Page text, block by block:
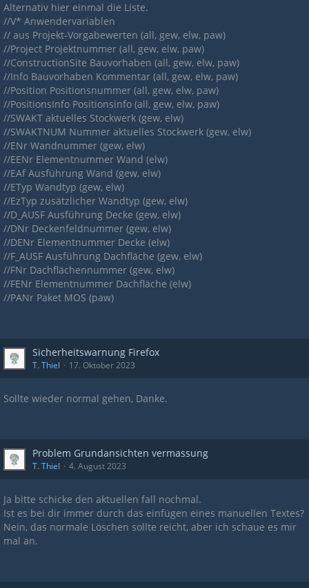
Alternativ hier einmal die Liste.
//V* Anwendervariablen
// aus Projekt-Vorgabewerten (all, gew, elw, paw)
//Project Projektnummer (all, gew, elw, paw)
//ConstructionSite Bauvorhaben (all, gew, elw, paw)
//Info Bauvorhaben Kommentar (all, gew, elw, paw)
//Position Positionsnummer (all, gew, elw, paw)
//PositionsInfo Positionsinfo (all, gew, elw, paw)
//SWAKT aktuelles Stockwerk (gew, elw)
//SWAKTNUM Nummer aktuelles Stockwerk (gew, elw)
//ENr Wandnummer (gew, elw)
//EENr Elementnummer Wand (elw)
//EAf Ausführung Wand (gew, elw)
//ETyp Wandtyp (gew, elw)
//EzTyp zusätzlicher Wandtyp (gew, elw)
//D_AUSF Ausführung Decke (gew, elw)
//DNr Deckenfeldnummer (gew, elw)
//DENr Elementnummer Decke (elw)
//F_AUSF Ausführung Dachfläche (gew, elw)
//FNr Dachflächennummer (gew, elw)
//FENr Elementnummer Dachfläche (elw)
//PANr Paket MOS (paw)
Sicherheitswarnung Firefox
T. Thiel 17. Oktober 2023
Sollte wieder normal gehen, Danke.
Problem Grundansichten vermassung
T. Thiel 4. August 2023
Ja bitte schicke den aktuellen fall nochmal.
Ist es bei dir immer durch das einfügen eines manuellen Textes?
Nein, das normale Löschen sollte reicht, aber ich schaue es mir
mal an.